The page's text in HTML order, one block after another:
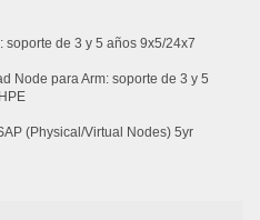
soporte de 3 y 5 años 9x5/24x7
Node para Arm: soporte de 3 y 5
(Physical/Virtual Nodes) 5yr